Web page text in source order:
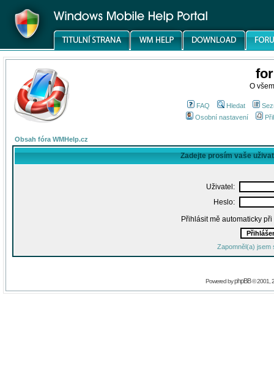
O
FAQ Hledat
Osobní nastavení
Obsah fóra WMHelp.cz
Zadejte prosím vaše
Uživatel:
Heslo:
Přihlásit mě automaticky
Zapomněl(a) jsem
Powered byphpBB© 2001,